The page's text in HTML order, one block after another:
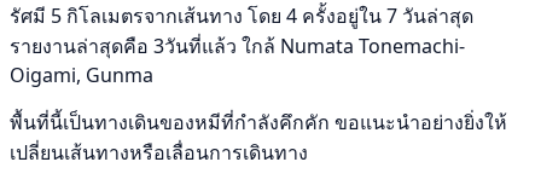
รัศมี 5 กิโลเมตรจากเส้นทาง โดย 4 ครั้งอยู่ใน 7 วันล่าสุด
รายงานล่าสุดคือ 3วันที่แล้ว ใกล้ Numata Tonemachi-
Oigami, Gunma
พื้นที่นี้เป็นทางเดินของหมีที่กำลังคึกคัก ขอแนะนำอย่างยิ่งให้
เปลี่ยนเส้นทางหรือเลื่อนการเดินทาง